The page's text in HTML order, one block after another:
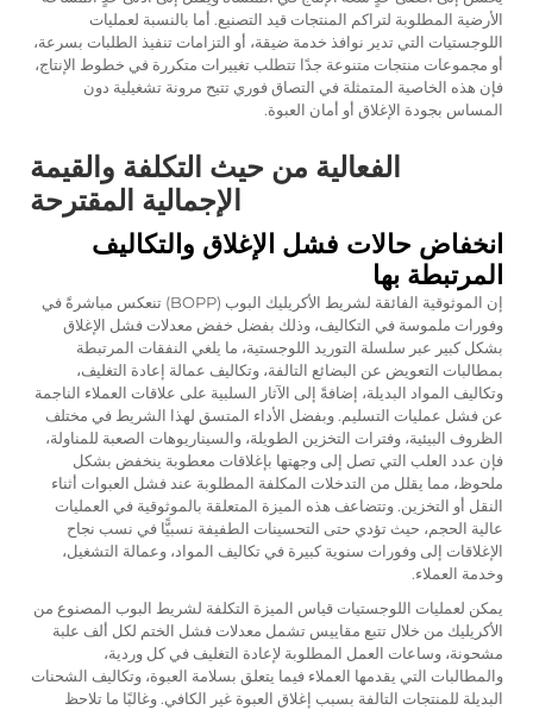
الأرضية المطلوبة لتراكم المنتجات قيد التصنيع. أما بالنسبة لعمليات
اللوجستيات التي تدير نوافذ خدمة ضيقة، أو التزامات تنفيذ الطلبات بسرعة،
أو مجموعات منتجات متنوعة جدًا تتطلب تغييرات متكررة في خطوط الإنتاج،
فإن هذه الخاصية المتمثلة في التصاق فوري تتيح مرونة تشغيلية دون
المساس بجودة الإغلاق أو أمان العبوة.
الفعالية من حيث التكلفة والقيمة
الإجمالية المقترحة
انخفاض حالات فشل الإغلاق والتكاليف
المرتبطة بها
إن الموثوقية الفائقة لشريط الأكريليك البوب (BOPP) تنعكس مباشرةً في
وفورات ملموسة في التكاليف، وذلك بفضل خفض معدلات فشل الإغلاق
بشكل كبير عبر سلسلة التوريد اللوجستية، ما يلغي النفقات المرتبطة
بمطالبات التعويض عن البضائع التالفة، وتكاليف عمالة إعادة التغليف،
وتكاليف المواد البديلة، إضافةً إلى الآثار السلبية على علاقات العملاء الناجمة
عن فشل عمليات التسليم. وبفضل الأداء المتسق لهذا الشريط في مختلف
الظروف البيئية، وفترات التخزين الطويلة، والسيناريوهات الصعبة للمناولة،
فإن عدد العلب التي تصل إلى وجهتها بإغلاقات معطوبة ينخفض بشكل
ملحوظ، مما يقلل من التدخلات المكلفة المطلوبة عند فشل العبوات أثناء
النقل أو التخزين. وتتضاعف هذه الميزة المتعلقة بالموثوقية في العمليات
عالية الحجم، حيث تؤدي حتى التحسينات الطفيفة نسبيًّا في نسب نجاح
الإغلاقات إلى وفورات سنوية كبيرة في تكاليف المواد، وعمالة التشغيل،
وخدمة العملاء.
يمكن لعمليات اللوجستيات قياس الميزة التكلفة لشريط البوب المصنوع من
الأكريليك من خلال تتبع مقاييس تشمل معدلات فشل الختم لكل ألف علبة
مشحونة، وساعات العمل المطلوبة لإعادة التغليف في كل وردية،
والمطالبات التي يقدمها العملاء فيما يتعلق بسلامة العبوة، وتكاليف الشحنات
البديلة للمنتجات التالفة بسبب إغلاق العبوة غير الكافي. وغالبًا ما تلاحظ